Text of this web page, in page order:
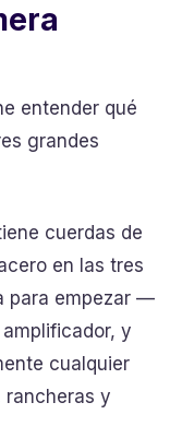
entender qué
grandes
cuerdas de
en las tres
para empezar —
y
cualquier
rancheras y